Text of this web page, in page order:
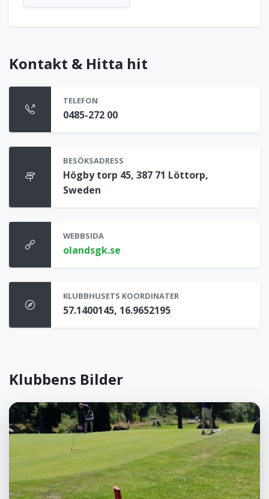
Kontakt & Hitta hit
TELEFON
0485-272 00
BESÖKSADRESS
Högby torp 45, 387 71 Löttorp,
Sweden
WEBBSIDA
olandsgk.se
KLUBBHUSETS KOORDINATER
57.1400145, 16.9652195
Klubbens Bilder